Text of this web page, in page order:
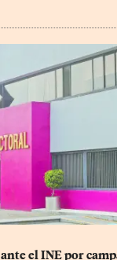
ante el INE por